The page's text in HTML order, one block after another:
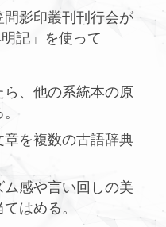
間影印叢刊刊行会が
記」を使って
ら、他の系統本の原
章を複数の古語辞典
ム感や言い回しの美
てはめる。